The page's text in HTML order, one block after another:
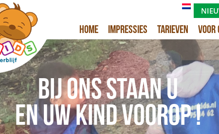
Home Impressies Tarieven Voor
Bij ons staan u
en uw kind voorop !